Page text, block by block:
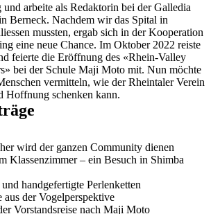
arbeite als Redaktorin bei der Galledia
Berneck. Nachdem wir das Spital in
mussten, ergab sich in der Kooperation
eine neue Chance. Im Oktober 2022 reiste
feierte die Eröffnung des «Rhein-Valley
bei der Schule Maji Moto mit. Nun möchte
vermitteln, wie der Rheintaler Verein
Hoffnung schenken kann.